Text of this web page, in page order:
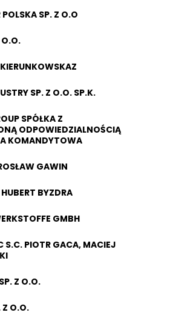
POLSKA SP. Z O.O
O.O.
SP. Z O.O. SP.K.
SPÓŁKA Z
ODPOWIEDZIALNOŚCIĄ
KOMANDYTOWA
GAWIN
BYZDRA
GMBH
S.C. PIOTR GACA, MACIEJ
Z O.O.
Z O.O.